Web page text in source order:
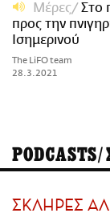
Μέρες
Στο
προς την
Ισημερινού
The LiFO team
28.3.2021
ΣΚΛΗΡΕΣ